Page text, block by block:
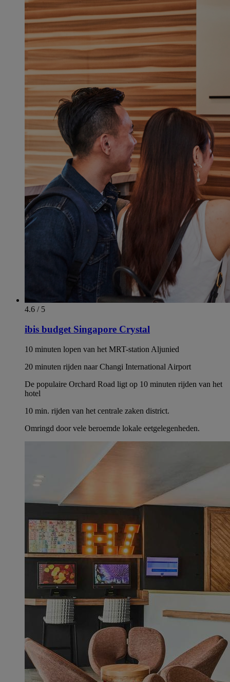
4.6 / 5
ibis budget Singapore Crystal
10 minuten lopen van het MRT-station Aljunied
20 minuten rijden naar Changi International Airport
De populaire Orchard Road ligt op 10 minuten rijden van het
hotel
10 min. rijden van het centrale zaken district.
Omringd door vele beroemde lokale eetgelegenheden.